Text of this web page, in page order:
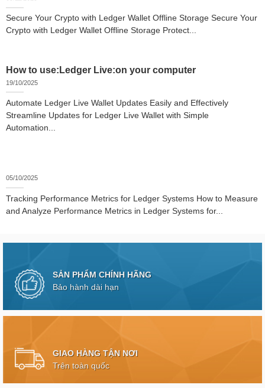
Secure Your Crypto with Ledger Wallet Offline Storage Secure Your
Crypto with Ledger Wallet Offline Storage Protect...
How to use:Ledger Live:on your computer
19/10/2025
Automate Ledger Live Wallet Updates Easily and Effectively
Streamline Updates for Ledger Live Wallet with Simple
Automation...
05/10/2025
Tracking Performance Metrics for Ledger Systems How to Measure
and Analyze Performance Metrics in Ledger Systems for...
SẢN PHẨM CHÍNH HÃNG
Bảo hành dài hạn
GIAO HÀNG TẬN NƠI
Trên toàn quốc